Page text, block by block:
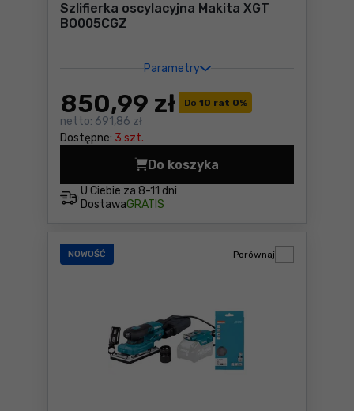
Szlifierka oscylacyjna Makita XGT
BO005CGZ
Parametry
Do 10 rat 0%
850,99 zł
netto: 691,86 zł
Dostępne: 3 szt.
U Ciebie za 8-11 dni
DostawaGRATIS
Do koszyka
Szlifierka oscylacyjna
NOWOŚĆ Porównaj